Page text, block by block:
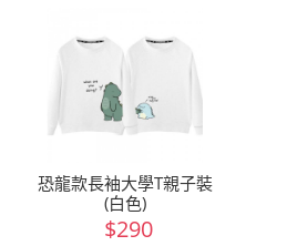
恐龍款長袖大學T親子裝
(白色)
$290